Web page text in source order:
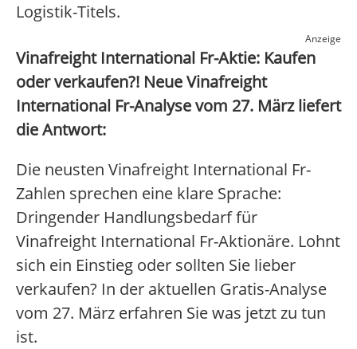
Logistik-Titels.
Anzeige
Vinafreight International Fr-Aktie: Kaufen
oder verkaufen?! Neue Vinafreight
International Fr-Analyse vom 27. März liefert
die Antwort:
Die neusten Vinafreight International Fr-
Zahlen sprechen eine klare Sprache:
Dringender Handlungsbedarf für
Vinafreight International Fr-Aktionäre. Lohnt
sich ein Einstieg oder sollten Sie lieber
verkaufen? In der aktuellen Gratis-Analyse
vom 27. März erfahren Sie was jetzt zu tun
ist.